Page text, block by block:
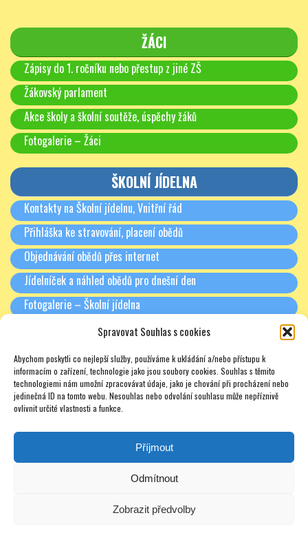
Spravovat Souhlas s cookies
Abychom poskytli co nejlepší služby, používáme k ukládání a/nebo přístupu k
informacím o zařízení, technologie jako jsou soubory cookies. Souhlas s těmito
technologiemi nám umožní zpracovávat údaje, jako je chování při procházení nebo
jedinečná ID na tomto webu. Nesouhlas nebo odvolání souhlasu může nepříznivě
ovlivnit určité vlastnosti a funkce.
Příjmout
Odmítnout
Zobrazit předvolby
ŽÁCI
Zápisy do 1. ročníku nebo přestup z jiné ZŠ
Žákovský parlament
Akce školy a školní soutěže, úspěchy žáků
Fotogalerie – Žáci
ŠKOLNÍ JÍDELNA
Kontakty na Školní jídelnu, Vnitřní řád
Přihláška ke stravování, placení obědů
Objednávání obědů přes internet
Jídelníček a náhled obědů pro dnešní den
Fotogalerie – Školní jídelna
Třídní schůzky + Spolek rodičů (dříve SRPŠ)
Rada školy
Soukromé doučování – zajímavé odkazy – nabídky – texty